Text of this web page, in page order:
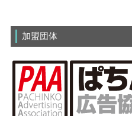
加盟団体